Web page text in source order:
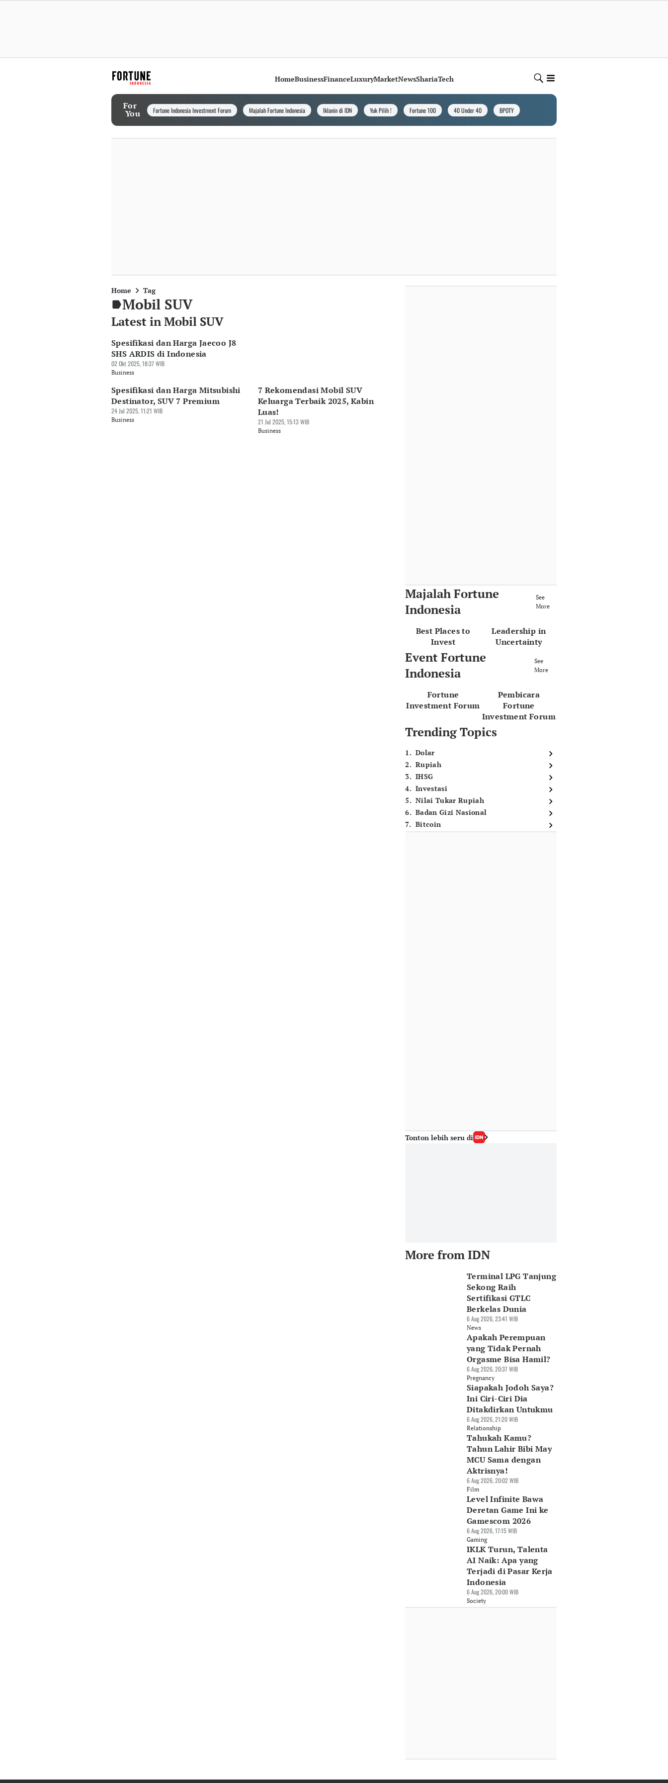
HomeBusinessFinanceLuxuryMarketNewsShariaTech
For
You Fortune Indonesia Investment Forum Majalah Fortune Indonesia Iklanin di IDN Yuk Pilih ! Fortune 100 40 Under 40 BPOTY
Home Tag
Mobil SUV
Latest in Mobil SUV
Spesifikasi dan Harga Jaecoo J8
SHS ARDIS di Indonesia
02 Okt 2025, 18:37 WIB
Business
Spesifikasi dan Harga Mitsubishi
Destinator, SUV 7 Premium
24 Jul 2025, 11:21 WIB
Business
7 Rekomendasi Mobil SUV
Keluarga Terbaik 2025, Kabin
Luas!
21 Jul 2025, 15:13 WIB
Business
Majalah Fortune
Indonesia
See
More
Best Places to
Invest
Leadership in
Uncertainty
Event Fortune
Indonesia
See
More
Fortune
Investment Forum
Pembicara
Fortune
Investment Forum
Trending Topics
1. Dolar
2. Rupiah
3. IHSG
4. Investasi
5. Nilai Tukar Rupiah
6. Badan Gizi Nasional
7. Bitcoin
Tonton lebih seru di
More from IDN
Terminal LPG Tanjung
Sekong Raih
Sertifikasi GTLC
Berkelas Dunia
6 Aug 2026, 23:41 WIB
News
Apakah Perempuan
yang Tidak Pernah
Orgasme Bisa Hamil?
6 Aug 2026, 20:37 WIB
Pregnancy
Siapakah Jodoh Saya?
Ini Ciri-Ciri Dia
Ditakdirkan Untukmu
6 Aug 2026, 21:20 WIB
Relationship
Tahukah Kamu?
Tahun Lahir Bibi May
MCU Sama dengan
Aktrisnya!
6 Aug 2026, 20:02 WIB
Film
Level Infinite Bawa
Deretan Game Ini ke
Gamescom 2026
6 Aug 2026, 17:15 WIB
Gaming
IKLK Turun, Talenta
AI Naik: Apa yang
Terjadi di Pasar Kerja
Indonesia
6 Aug 2026, 20:00 WIB
Society